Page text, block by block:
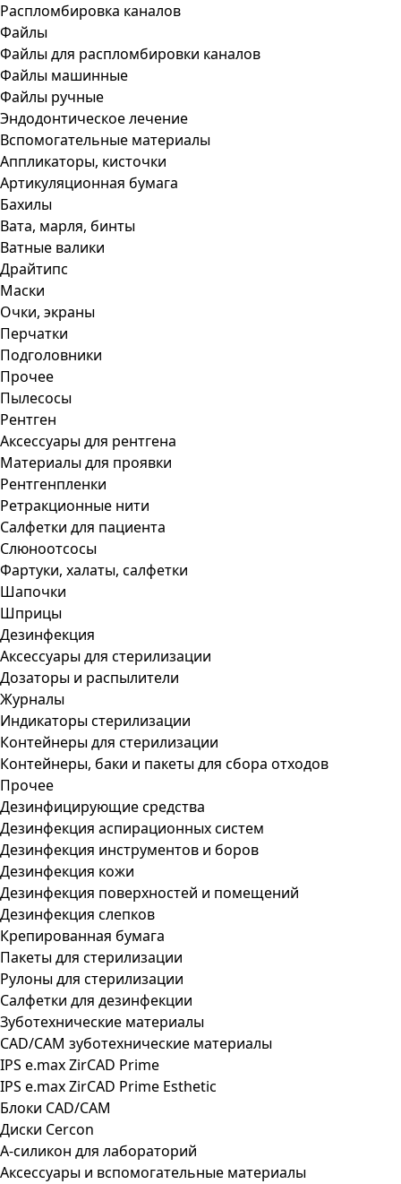
Распломбировка каналов
Файлы
Файлы для распломбировки каналов
Файлы машинные
Файлы ручные
Эндодонтическое лечение
Вспомогательные материалы
Аппликаторы, кисточки
Артикуляционная бумага
Бахилы
Вата, марля, бинты
Ватные валики
Драйтипс
Маски
Очки, экраны
Перчатки
Подголовники
Прочее
Пылесосы
Рентген
Аксессуары для рентгена
Материалы для проявки
Рентгенпленки
Ретракционные нити
Салфетки для пациента
Слюноотсосы
Фартуки, халаты, салфетки
Шапочки
Шприцы
Дезинфекция
Аксессуары для стерилизации
Дозаторы и распылители
Журналы
Индикаторы стерилизации
Контейнеры для стерилизации
Контейнеры, баки и пакеты для сбора отходов
Прочее
Дезинфицирующие средства
Дезинфекция аспирационных систем
Дезинфекция инструментов и боров
Дезинфекция кожи
Дезинфекция поверхностей и помещений
Дезинфекция слепков
Крепированная бумага
Пакеты для стерилизации
Рулоны для стерилизации
Салфетки для дезинфекции
Зуботехнические материалы
CAD/CAM зуботехнические материалы
IPS e.max ZirCAD Prime
IPS e.max ZirCAD Prime Esthetic
Блоки CAD/CAM
Диски Cercon
А-силикон для лабораторий
Аксессуары и вспомогательные материалы